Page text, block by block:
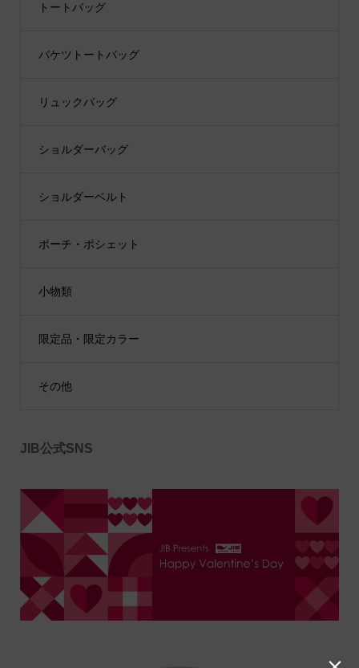
トートバッグ
バケツトートバッグ
リュックバッグ
ショルダーバッグ
ショルダーベルト
ポーチ・ポシェット
小物類
限定品・限定カラー
その他
JIB公式SNS